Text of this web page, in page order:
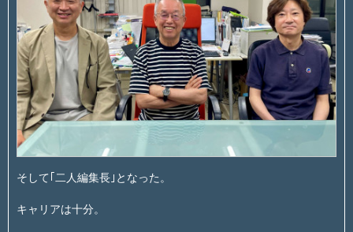
そして｢二人編集長｣となった。
キャリアは十分。